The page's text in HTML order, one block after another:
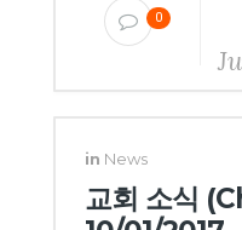
0
in News
교회 소식